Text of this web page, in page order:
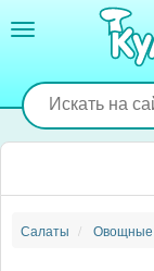
содержанию
Салаты Овощные